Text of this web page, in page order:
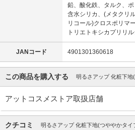
鉛、酸化鉄、タルク、ポ
含水シリカ、(メタクリ
リコール)クロスポリマ
トリエトキシカプリリ
JANコード 4901301360618
この商品を購入する 明るさアップ 化粧下地
アットコスメストア取扱店舗
クチコミ 明るさアップ 化粧下地(つややかタイ